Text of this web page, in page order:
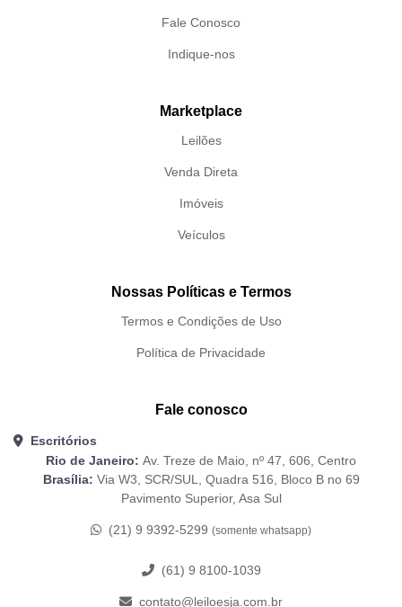
Fale Conosco
Indique-nos
Marketplace
Leilões
Venda Direta
Imóveis
Veículos
Nossas Políticas e Termos
Termos e Condições de Uso
Política de Privacidade
Fale conosco
Escritórios
Rio de Janeiro: Av. Treze de Maio, nº 47, 606, Centro
Brasília: Via W3, SCR/SUL, Quadra 516, Bloco B no 69
Pavimento Superior, Asa Sul
(21) 9 9392-5299 (somente whatsapp)
(61) 9 8100-1039
contato@leiloesja.com.br